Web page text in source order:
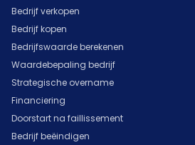
Bedrijf verkopen
Bedrijf kopen
Bedrijfswaarde berekenen
Waardebepaling bedrijf
Strategische overname
Financiering
Doorstart na faillissement
Bedrijf beëindigen